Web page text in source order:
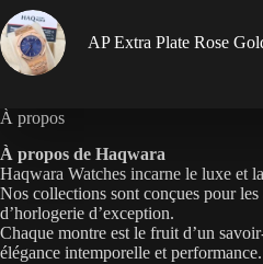
AP Extra Plate Rose
À propos
À propos de Haqwara
Haqwara Watches incarne le luxe et
Nos collections sont conçues pour
d’horlogerie d’exception.
Chaque montre est le fruit d’un
élégance intemporelle et performance.